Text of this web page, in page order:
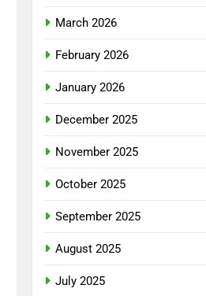
March 2026
February 2026
January 2026
December 2025
November 2025
October 2025
September 2025
August 2025
July 2025